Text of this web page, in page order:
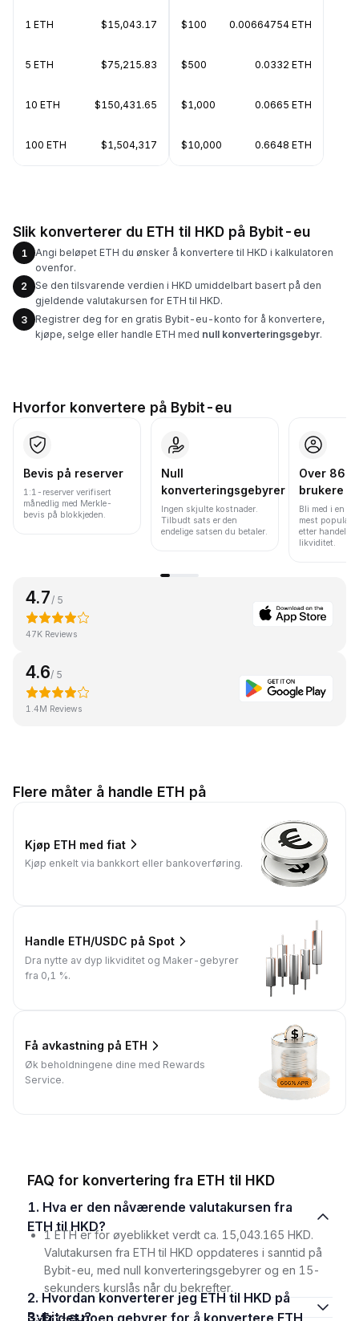
1 ETH $15,043.17
5 ETH $75,215.83
10 ETH $150,431.65
100 ETH $1,504,317
$100 0.00664754 ETH
$500 0.0332 ETH
$1,000 0.0665 ETH
$10,000 0.6648 ETH
Slik konverterer du ETH til HKD på Bybit-eu
1
Angi beløpet ETH du ønsker å konvertere til HKD i kalkulatoren
ovenfor.
2
Se den tilsvarende verdien i HKD umiddelbart basert på den
gjeldende valutakursen for ETH til HKD.
3
Registrer deg for en gratis Bybit-eu-konto for å konvertere,
kjøpe, selge eller handle ETH med null konverteringsgebyr.
Hvorfor konvertere på Bybit-eu
Bevis på reserver
1:1-reserver verifisert
månedlig med Merkle-
bevis på blokkjeden.
Null
konverteringsgebyrer
Ingen skjulte kostnader.
Tilbudt sats er den
endelige satsen du betaler.
Over 86
brukere
Bli med i en av
mest
etter
likviditet.
4.7 / 5
47K Reviews
4.6/ 5
1.4M Reviews
Flere måter å handle ETH på
Kjøp ETH med fiat
Kjøp enkelt via bankkort eller bankoverføring.
Handle ETH/USDC på Spot
Dra nytte av dyp likviditet og Maker-gebyrer
fra 0,1 %.
Få avkastning på ETH
Øk beholdningene dine med Rewards
Service.
FAQ for konvertering fra ETH til HKD
1. Hva er den nåværende valutakursen fra
ETH til HKD?
1 ETH er for øyeblikket verdt ca. 15,043.165 HKD.
Valutakursen fra ETH til HKD oppdateres i sanntid på
Bybit-eu, med null konverteringsgebyrer og en 15-
sekunders kurslås når du bekrefter.
2. Hvordan konverterer jeg ETH til HKD på
Bybit-eu?
3. Er det noen gebyrer for å konvertere ETH